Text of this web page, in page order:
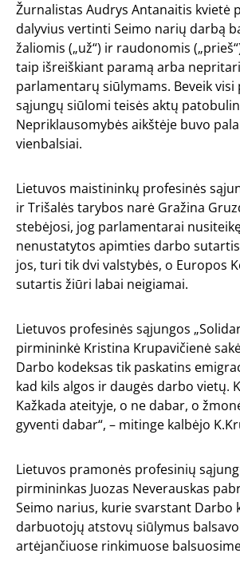
Žurnalistas Audrys Antanaitis kvietė
dalyvius vertinti Seimo narių darbą
žaliomis („už“) ir raudonomis
taip išreiškiant paramą arba
parlamentarų siūlymams. Beveik
sąjungų siūlomi teisės aktų
Nepriklausomybės aikštėje buvo
vienbalsiai.
Lietuvos maistininkų profesinės
ir Trišalės tarybos narė Gražina
stebėjosi, jog parlamentarai
nenustatytos apimties darbo
jos, turi tik dvi valstybės, o Europos
sutartis žiūri labai neigiamai.
Lietuvos profesinės sąjungos
pirmininkė Kristina Krupavičienė
Darbo kodeksas tik paskatins
kad kils algos ir daugės darbo vietų.
Kažkada ateityje, o ne dabar, o
gyventi dabar“, – mitinge kalbėjo
Lietuvos pramonės profesinių
pirmininkas Juozas Neverauskas
Seimo narius, kurie svarstant Darbo
darbuotojų atstovų siūlymus
artėjančiuose rinkimuose